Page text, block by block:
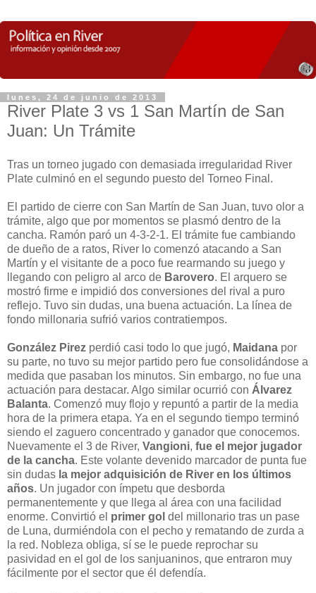
lunes, 24 de junio de 2013
River Plate 3 vs 1 San Martín de San
Juan: Un Trámite
Tras un torneo jugado con demasiada irregularidad River
Plate culminó en el segundo puesto del Torneo Final.
El partido de cierre con San Martín de San Juan, tuvo olor a
trámite, algo que por momentos se plasmó dentro de la
cancha. Ramón paró un 4-3-2-1. El trámite fue cambiando
de dueño de a ratos, River lo comenzó atacando a San
Martín y el visitante de a poco fue rearmando su juego y
llegando con peligro al arco de Barovero. El arquero se
mostró firme e impidió dos conversiones del rival a puro
reflejo. Tuvo sin dudas, una buena actuación. La línea de
fondo millonaria sufrió varios contratiempos.
González Pirez perdió casi todo lo que jugó, Maidana por
su parte, no tuvo su mejor partido pero fue consolidándose a
medida que pasaban los minutos. Sin embargo, no fue una
actuación para destacar. Algo similar ocurrió con Álvarez
Balanta. Comenzó muy flojo y repuntó a partir de la media
hora de la primera etapa. Ya en el segundo tiempo terminó
siendo el zaguero concentrado y ganador que conocemos.
Nuevamente el 3 de River, Vangioni, fue el mejor jugador
de la cancha. Este volante devenido marcador de punta fue
sin dudas la mejor adquisición de River en los últimos
años. Un jugador con ímpetu que desborda
permanentemente y que llega al área con una facilidad
enorme. Convirtió el primer gol del millonario tras un pase
de Luna, durmiéndola con el pecho y rematando de zurda a
la red. Nobleza obliga, sí se le puede reprochar su
pasividad en el gol de los sanjuaninos, que entraron muy
fácilmente por el sector que él defendía.